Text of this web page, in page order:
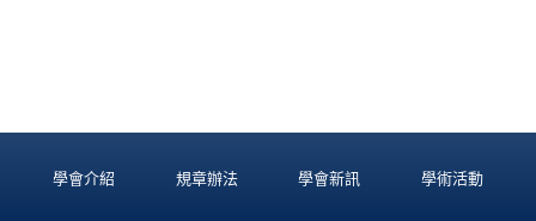
學會介紹 規章辦法 學會新訊 學術活動